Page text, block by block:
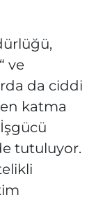
ve
da ciddi
katma
tutuluyor.